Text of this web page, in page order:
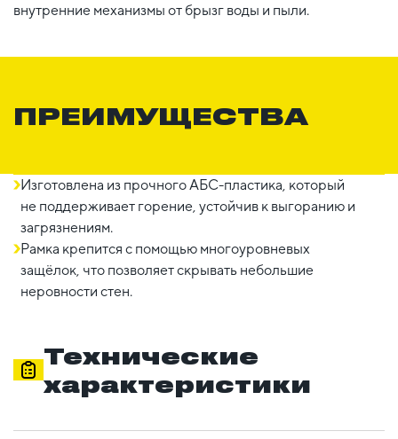
внутренние механизмы от брызг воды и пыли.
ПРЕИМУЩЕСТВА
Изготовлена из прочного АБС-пластика, который
не поддерживает горение, устойчив к выгоранию и
загрязнениям.
Рамка крепится с помощью многоуровневых
защёлок, что позволяет скрывать небольшие
неровности стен.
Технические
характеристики